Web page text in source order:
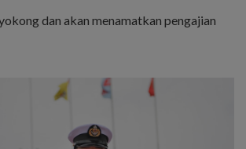
dan akan menamatkan pengajian